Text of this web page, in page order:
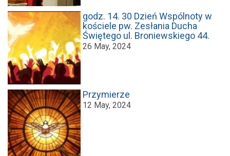
godz. 14. 30 Dzień Wspólnoty w
kościele pw. Zesłania Ducha
Świętego ul. Broniewskiego 44.
26 May, 2024
Przymierze
12 May, 2024